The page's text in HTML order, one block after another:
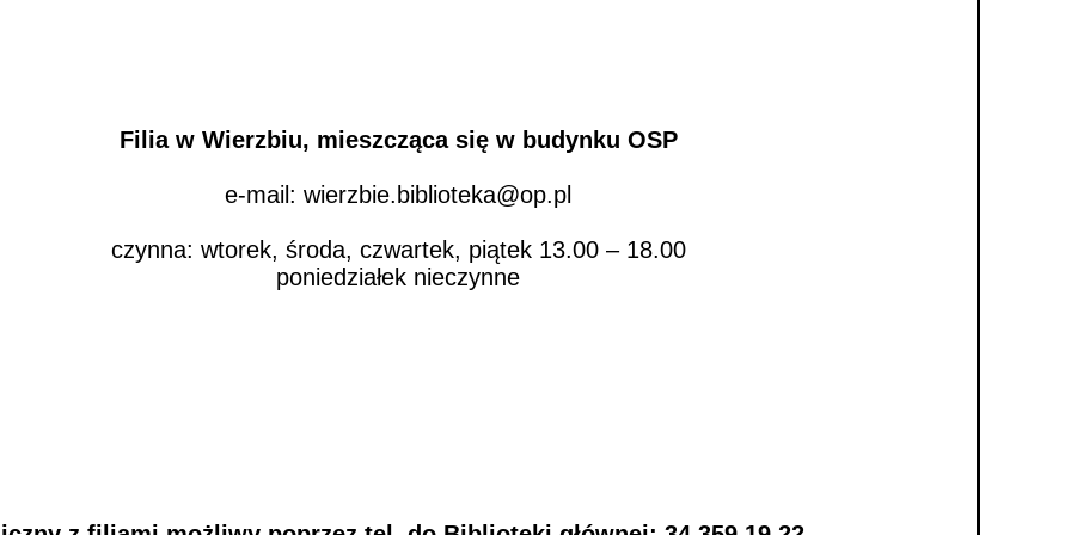
Filia w Wierzbiu, mieszcząca się w budynku OSP
e-mail: wierzbie.biblioteka@op.pl
czynna: wtorek, środa, czwartek, piątek 13.00 – 18.00
poniedziałek nieczynne